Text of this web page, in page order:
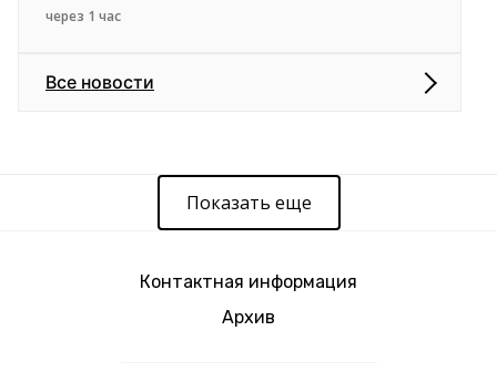
через 1 час
Все новости
Показать еще
Контактная информация
Архив